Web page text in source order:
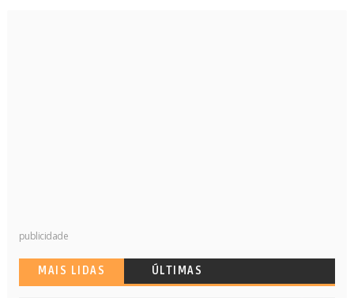
publicidade
MAIS LIDAS ÚLTIMAS